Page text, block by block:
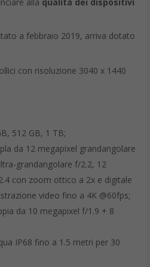
a febbraio 2019, arriva dotato
con risoluzione 3040 x 1440
512 GB, 1 TB;
da 12 megapixel grandangolare
grandangolare f/2.2, 12
con zoom ottico a 2x e digitale
video fino a 4K @60fps;
da 10 megapixel f/1.9 + 8
IP68 fino a 1.5 metri per 30